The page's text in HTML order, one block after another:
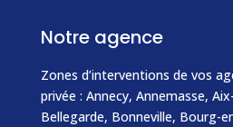
Notre agence
Zones d’interventions de vos
privée : Annecy, Annemasse,
Bellegarde, Bonneville, Bourg-